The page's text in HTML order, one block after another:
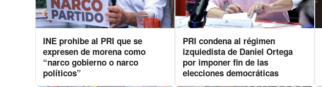
INE prohibe al PRI que se
expresen de morena como
“narco gobierno o narco
políticos”
PRI condena al régimen
izquiedista de Daniel Ortega
por imponer fin de las
elecciones democráticas